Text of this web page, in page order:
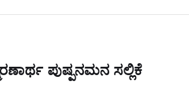
ಪುಷ್ಪನಮನ ಸಲ್ಲಿಕೆ